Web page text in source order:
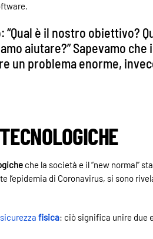
è il nostro obiettivo?
aiutare?” Sapevamo
un problema enorme,
che la società e il “new normal”
l’epidemia di Coronavirus, si sono
fisica: ciò significa unire due